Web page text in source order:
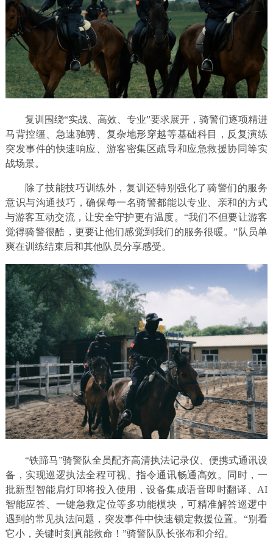
复训围绕“实战、高效、专业”要求展开，骑警们逐项精进
马背控缰、急速驰骋、复杂地形穿越等基础科目，反复演练
突发事件的快速响应、游客密集区疏导和应急救援协同等实
战场景。
除了技能技巧训练外，复训还特别强化了骑警们的服务
意识与沟通技巧，确保每一名骑警都能以专业、亲和的方式
与游客互动交流，让安全守护更有温度。“我们不但要让游客
觉得骑警很酷，更要让他们感觉到我们的服务很暖。”队员单
爽在训练结束后和其他队员分享感受。
“铁蹄马”骑警队全员配齐高清执法记录仪、便携式通讯设
备，实现巡逻执法全程可视、指令通讯畅通高效。同时，一
批新型智能肩灯即将投入使用，设备集成语音即时翻译、AI
智能应答、一键急救定位等多功能模块，可精准解答巡逻中
遇到的常见执法问题，突发事件中快速锁定救援位置。“别看
它小，关键时刻真能救命！”骑警队队长张布和介绍。